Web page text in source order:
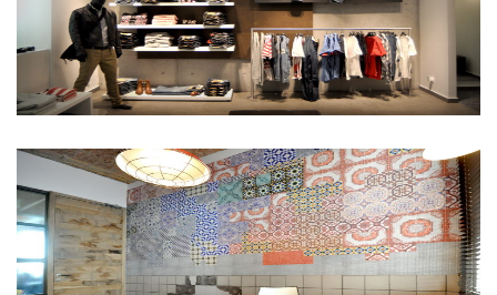
Prior Games Entertainment